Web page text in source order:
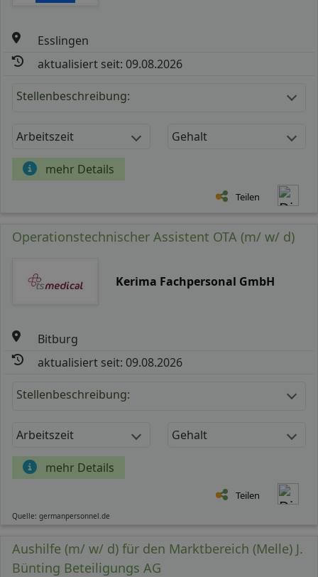
Esslingen
aktualisiert seit: 09.08.2026
Stellenbeschreibung:
Arbeitszeit Gehalt
mehr Details
Teilen
Operationstechnischer Assistent OTA (m/ w/ d)
Kerima Fachpersonal GmbH
Bitburg
aktualisiert seit: 09.08.2026
Stellenbeschreibung:
Arbeitszeit Gehalt
mehr Details
Teilen
Quelle: germanpersonnel.de
Aushilfe (m/ w/ d) für den Marktbereich (Melle) J.
Bünting Beteiligungs AG